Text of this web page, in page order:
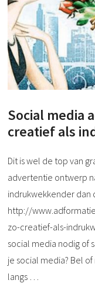
Social media
creatief als
Dit is wel de top van
advertentie ontwerp
indrukwekkender dan
http://
zo-creatief-als-
social media nodig of
je social media? Bel
langs …